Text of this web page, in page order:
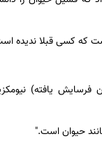
که کسی قبلا ندیده
فرسایش یافته)
حیوان است."